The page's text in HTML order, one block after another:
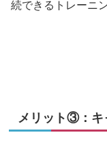
続できるトレーニ
メリット③：キ